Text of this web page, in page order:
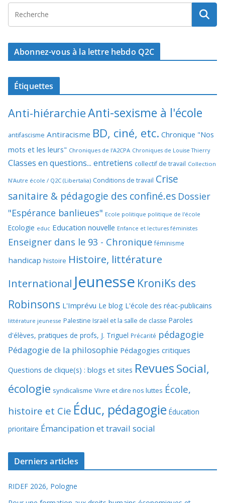
Abonnez-vous à la lettre hebdo Q2C
Étiquettes
Anti-hiérarchieAnti-sexisme à l'école
antifascisme Antiracisme BD, ciné, etc. Chronique "Nos
mots et les leurs" Chroniques de l'A2CPA Chroniques de Louise Thierry
Classes en questions... entretiens collectif de travail Collection
N'Autre école / Q2C (Libertalia) Conditions de travail Crise
sanitaire & pédagogie des confiné.es Dossier
"Espérance banlieues" Ecole politique politique de l'école
Ecologie educ Education nouvelle Enfance et lectures féministes
Enseigner dans le 93 - Chronique féminisme
handicap histoire Histoire, littérature
International Jeunesse KroniKs des
Robinsons L'Imprévu Le blog L'école des réac-publicains
littérature jeunesse Palestine Israël et la salle de classe Paroles
d'élèves, pratiques de profs, J. Triguel Précarité pédagogie
Pédagogie de la philosophie Pédagogies critiques
Questions de clique(s) : blogs et sites RevuesSocial,
écologie syndicalisme Vivre et dire nos luttes École,
histoire et Cie Éduc, pédagogie Éducation
prioritaire Émancipation et travail social
Derniers articles
RIDEF 2026, Pologne